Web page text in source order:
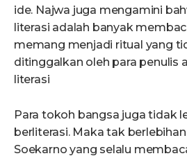
ide. Najwa juga mengamini
literasi adalah banyak
memang menjadi ritual yang
ditinggalkan oleh para penulis
literasi
Para tokoh bangsa juga tidak
berliterasi. Maka tak
Soekarno yang selalu